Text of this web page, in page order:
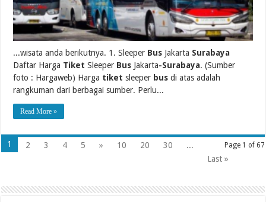
...wisata anda berikutnya. 1. Sleeper Bus Jakarta Surabaya
Daftar Harga Tiket Sleeper Bus Jakarta-Surabaya. (Sumber
foto : Hargaweb) Harga tiket sleeper bus di atas adalah
rangkuman dari berbagai sumber. Perlu...
Read More »
Page 1 of 67
1 2 3 4 5 » 10 20 30
...
Last »